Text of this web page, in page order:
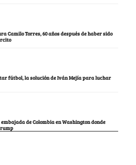
Camilo Torres, 60 años después de haber sido
fútbol, la solución de Iván Mejía para luchar
embajada de Colombia en Washington donde